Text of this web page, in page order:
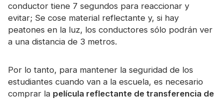
conductor tiene 7 segundos para reaccionar y
evitar; Se cose material reflectante y, si hay
peatones en la luz, los conductores sólo podrán ver
a una distancia de 3 metros.
Por lo tanto, para mantener la seguridad de los
estudiantes cuando van a la escuela, es necesario
comprar la película reflectante de transferencia de